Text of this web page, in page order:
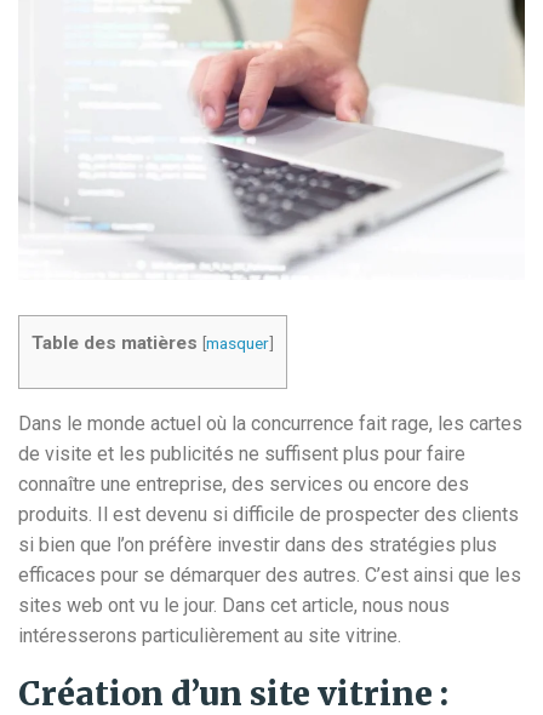
Table des matières [masquer]
Dans le monde actuel où la concurrence fait rage, les cartes
de visite et les publicités ne suffisent plus pour faire
connaître une entreprise, des services ou encore des
produits. Il est devenu si difficile de prospecter des clients
si bien que l’on préfère investir dans des stratégies plus
efficaces pour se démarquer des autres. C’est ainsi que les
sites web ont vu le jour. Dans cet article, nous nous
intéresserons particulièrement au site vitrine.
Création d’un site vitrine :